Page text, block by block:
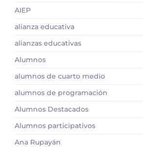
AIEP
alianza educativa
alianzas educativas
Alumnos
alumnos de cuarto medio
alumnos de programación
Alumnos Destacados
Alumnos participativos
Ana Rupayán